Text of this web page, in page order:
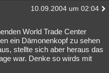
10.09.2004 um 02:04
World Trade Center
ein Dämonenkopf zu sehen
stellte sich aber heraus das
war. Denke so wirds mit